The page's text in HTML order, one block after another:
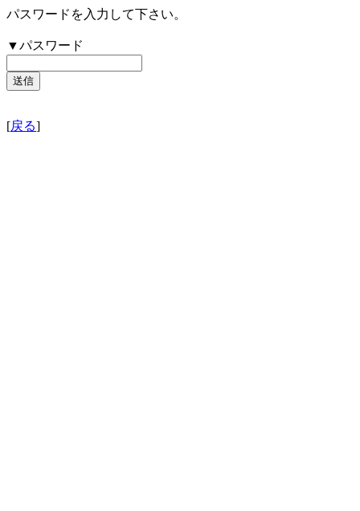
パスワードを入力して下さい。
▼パスワード
[戻る]